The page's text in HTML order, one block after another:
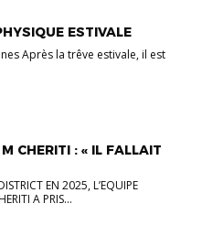
ESTIVALE
Après la trêve estivale, il est
CHERITI : « IL FALLAIT
EN 2025, L’EQUIPE
A PRIS...